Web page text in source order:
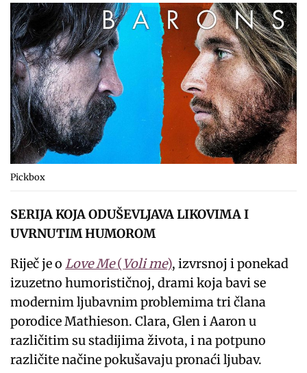
Pickbox
SERIJA KOJA ODUŠEVLJAVA LIKOVIMA I
UVRNUTIM HUMOROM
Riječ je oLove Me(Voli me), izvrsnoj i ponekad
izuzetno humorističnoj, drami koja bavi se
modernim ljubavnim problemima tri člana
porodice Mathieson. Clara, Glen i Aaron u
različitim su stadijima života, i na potpuno
različite načine pokušavaju pronaći ljubav.